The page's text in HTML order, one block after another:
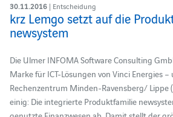
30.11.2016| Entscheidung
krz Lemgo setzt auf die
newsystem
Die Ulmer INFOMA Software Consulting
Marke für ICT-Lösungen von Vinci Energies
Rechenzentrum Minden-Ravensberg/ Lippe
einig: Die integrierte Produktfamilie